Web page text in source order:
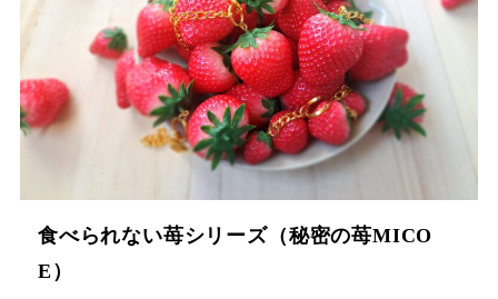
食べられない苺シリーズ（秘密の苺MICO
E）